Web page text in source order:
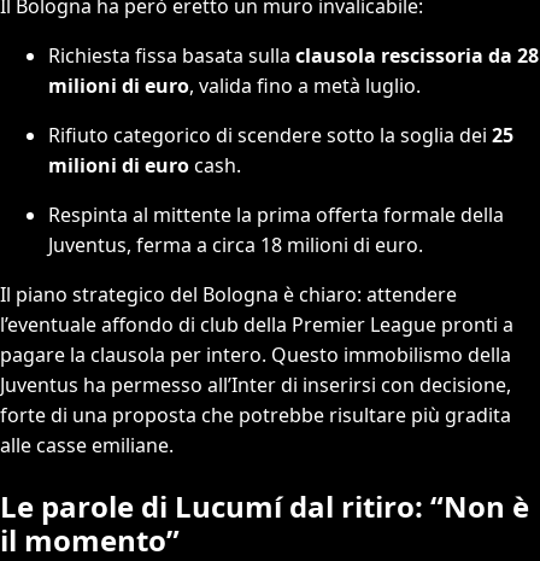
Il Bologna ha però eretto un muro invalicabile:
Richiesta fissa basata sulla clausola rescissoria da 28
milioni di euro, valida fino a metà luglio.
Rifiuto categorico di scendere sotto la soglia dei 25
milioni di eurocash.
Respinta al mittente la prima offerta formale della
Juventus, ferma a circa 18 milioni di euro.
Il piano strategico del Bologna è chiaro: attendere
l’eventuale affondo di club della Premier League pronti a
pagare la clausola per intero. Questo immobilismo della
Juventus ha permesso all’Inter di inserirsi con decisione,
forte di una proposta che potrebbe risultare più gradita
alle casse emiliane.
Le parole di Lucumí dal ritiro: “Non è
il momento”